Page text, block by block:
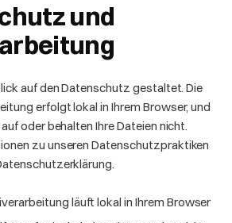
und
auf den Datenschutz gestaltet. Die
erfolgt lokal in Ihrem Browser, und
oder behalten Ihre Dateien nicht.
zu unseren Datenschutzpraktiken
läuft lokal in Ihrem Browser